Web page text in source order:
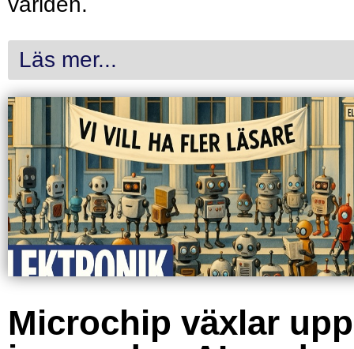
Läs mer...
Microchip växlar upp